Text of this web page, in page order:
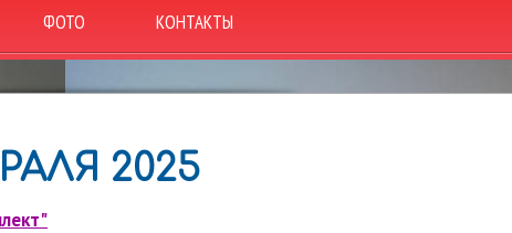
ФОТО КОНТАКТЫ
2025